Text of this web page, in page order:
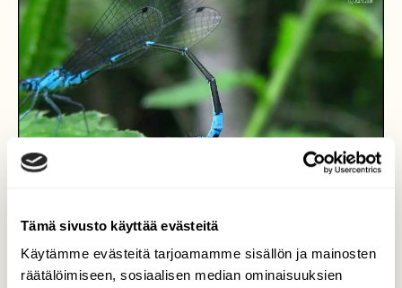
Tämä sivusto käyttää evästeitä
Käytämme evästeitä tarjoamamme sisällön ja mainosten
räätälöimiseen, sosiaalisen median ominaisuuksien